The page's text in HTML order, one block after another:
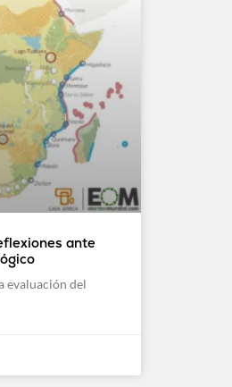
ante
evaluación del